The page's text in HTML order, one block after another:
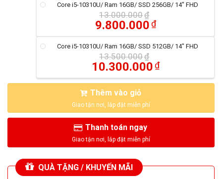
Core i5-10310U/ Ram 16GB/ SSD 256GB/ 14" FHD
13.000.000₫
9.800.000₫
Core i5-10310U/ Ram 16GB/ SSD 512GB/ 14" FHD
13.500.000₫
10.300.000₫
Thêm vào giỏ
Thanh toán ngay
QUÀ TẶNG / KHUYẾN MÃI